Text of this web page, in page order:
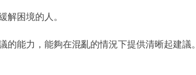
解困境的人。
能力，能夠在混亂的情況下提供清晰起建議。